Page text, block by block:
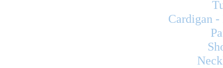
Cardigan -